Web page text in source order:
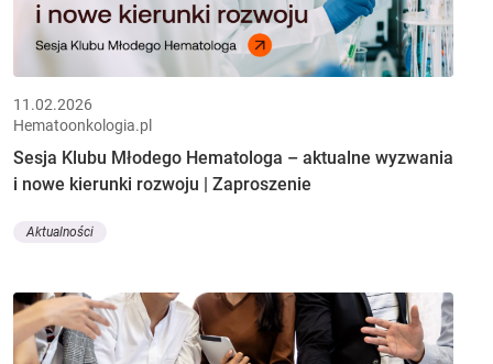
11.02.2026
Hematoonkologia.pl
Sesja Klubu Młodego Hematologa – aktualne wyzwania
i nowe kierunki rozwoju | Zaproszenie
Aktualności